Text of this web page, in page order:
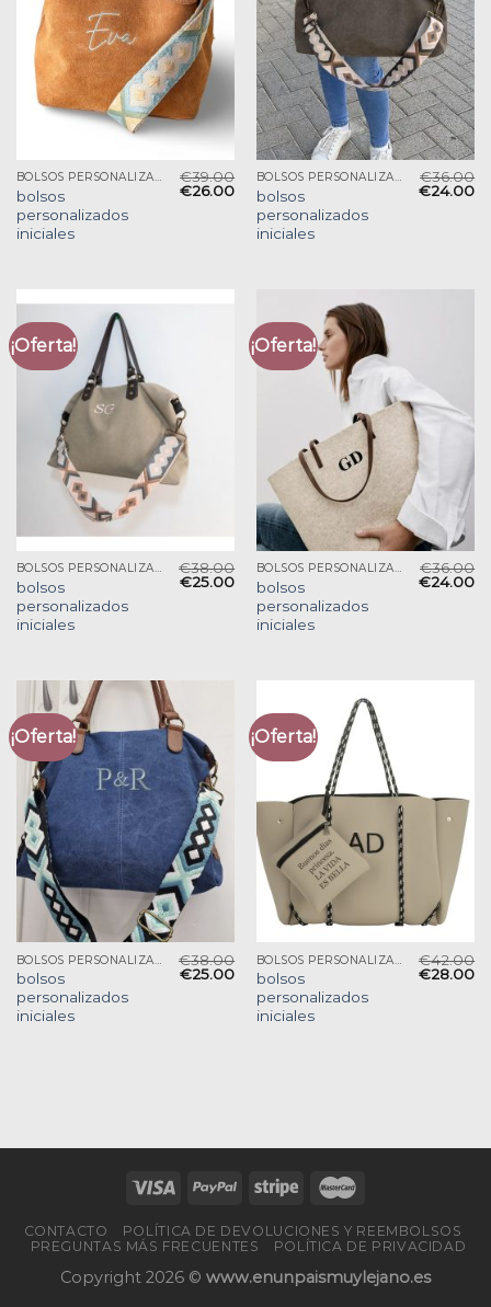
BOLSOS PERSONALIZADOS INICIALES
bolsos
personalizados
iniciales
€39.00
€26.00
BOLSOS PERSONALIZADOS INICIALES
bolsos
personalizados
iniciales
€36.00
€24.00
¡Oferta!
BOLSOS PERSONALIZADOS INICIALES
bolsos
personalizados
iniciales
€38.00
€25.00
¡Oferta!
BOLSOS PERSONALIZADOS INICIALES
bolsos
personalizados
iniciales
€36.00
€24.00
¡Oferta!
bolsos
personalizados
iniciales
€38.00
€25.00
¡Oferta!
bolsos
personalizados
iniciales
€42.00
€28.00
CONTACTO
POLÍTICA DE DEVOLUCIONES Y REEMBOLSOS
PREGUNTAS MÁS FRECUENTES
POLÍTICA DE PRIVACIDAD
Copyright 2026 © www.enunpaismuylejano.es